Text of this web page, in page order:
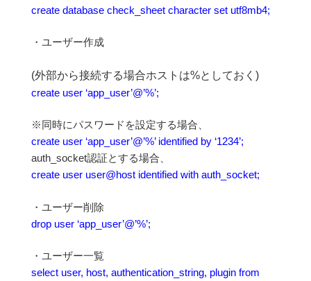
create database check_sheet character set utf8mb4;
・ユーザー作成
(外部から接続する場合ホストは%としておく)
create user ‘app_user’@’%’;
※同時にパスワードを設定する場合、
create user ‘app_user’@’%’ identified by ‘1234’;
auth_socket認証とする場合、
create user user@host identified with auth_socket;
・ユーザー削除
drop user ‘app_user’@’%’;
・ユーザー一覧
select user, host, authentication_string, plugin from